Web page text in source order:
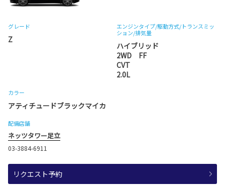
グレード
Z
エンジンタイプ/駆動方式/トランスミッ
ション/排気量
ハイブリッド
2WD FF
CVT
2.0L
カラー
アティチュードブラックマイカ
配備店舗
ネッツタワー足立
03-3884-6911
リクエスト予約